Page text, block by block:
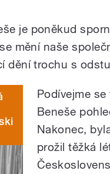
je poněkud
mění naše
dění trochu s
Podívejme
Beneše
Nakonec,
prožil těžká